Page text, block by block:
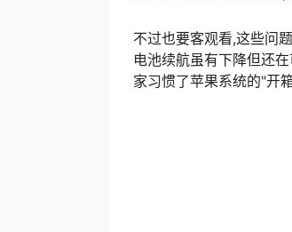
不过也要客观看,这些问
电池续航虽有下降但还
家习惯了苹果系统的"开